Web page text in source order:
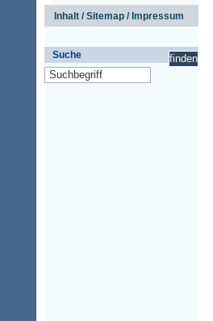
Inhalt / Sitemap / Impressum
Suche